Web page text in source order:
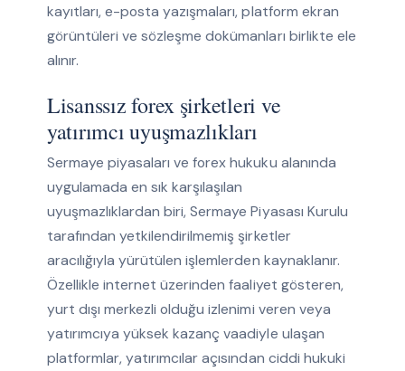
kayıtları, e-posta yazışmaları, platform ekran
görüntüleri ve sözleşme dokümanları birlikte ele
alınır.
Lisanssız forex şirketleri ve
yatırımcı uyuşmazlıkları
Sermaye piyasaları ve forex hukuku alanında
uygulamada en sık karşılaşılan
uyuşmazlıklardan biri, Sermaye Piyasası Kurulu
tarafından yetkilendirilmemiş şirketler
aracılığıyla yürütülen işlemlerden kaynaklanır.
Özellikle internet üzerinden faaliyet gösteren,
yurt dışı merkezli olduğu izlenimi veren veya
yatırımcıya yüksek kazanç vaadiyle ulaşan
platformlar, yatırımcılar açısından ciddi hukuki